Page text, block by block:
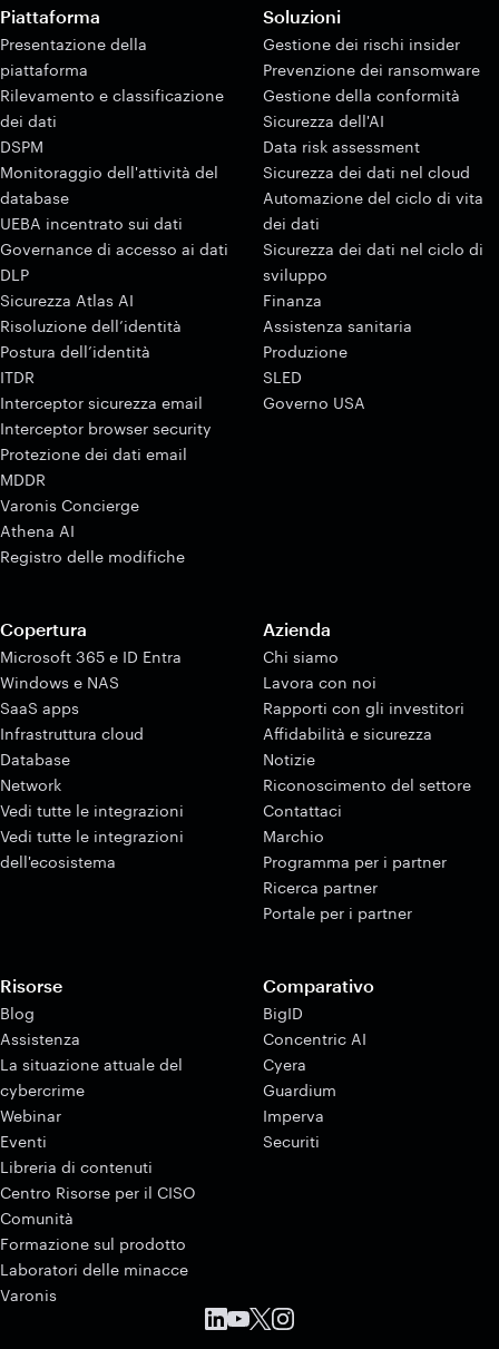
Piattaforma
Presentazione della
piattaforma
Rilevamento e classificazione
dei dati
DSPM
Monitoraggio dell'attività del
database
UEBA incentrato sui dati
Governance di accesso ai dati
DLP
Sicurezza Atlas AI
Risoluzione dell’identità
Postura dell’identità
ITDR
Interceptor sicurezza email
Interceptor browser security
Protezione dei dati email
MDDR
Varonis Concierge
Athena AI
Registro delle modifiche
Soluzioni
Gestione dei rischi insider
Prevenzione dei ransomware
Gestione della conformità
Sicurezza dell'AI
Data risk assessment
Sicurezza dei dati nel cloud
Automazione del ciclo di vita
dei dati
Sicurezza dei dati nel ciclo di
sviluppo
Finanza
Assistenza sanitaria
Produzione
SLED
Governo USA
Copertura
Microsoft 365 e ID Entra
Windows e NAS
SaaS apps
Infrastruttura cloud
Database
Network
Vedi tutte le integrazioni
Vedi tutte le integrazioni
dell'ecosistema
Azienda
Chi siamo
Lavora con noi
Rapporti con gli investitori
Affidabilità e sicurezza
Notizie
Riconoscimento del settore
Contattaci
Marchio
Programma per i partner
Ricerca partner
Portale per i partner
Risorse
Blog
Assistenza
La situazione attuale del
cybercrime
Webinar
Eventi
Libreria di contenuti
Centro Risorse per il CISO
Comunità
Formazione sul prodotto
Laboratori delle minacce
Varonis
Comparativo
BigID
Concentric AI
Cyera
Guardium
Imperva
Securiti